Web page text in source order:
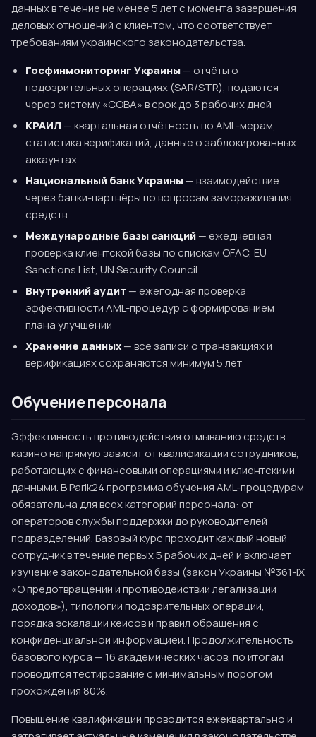
данных в течение не менее 5 лет с момента завершения
деловых отношений с клиентом, что соответствует
требованиям украинского законодательства.
Госфинмониторинг Украины— отчёты о
подозрительных операциях (SAR/STR), подаются
через систему «СОВА» в срок до 3 рабочих дней
КРАИЛ— квартальная отчётность по AML-мерам,
статистика верификаций, данные о заблокированных
аккаунтах
Национальный банк Украины— взаимодействие
через банки-партнёры по вопросам замораживания
средств
Международные базы санкций— ежедневная
проверка клиентской базы по спискам OFAC, EU
Sanctions List, UN Security Council
Внутренний аудит — ежегодная проверка
эффективности AML-процедур с формированием
плана улучшений
Хранение данных— все записи о транзакциях и
верификациях сохраняются минимум 5 лет
Обучение персонала
Эффективность противодействия отмыванию средств
казино напрямую зависит от квалификации сотрудников,
работающих с финансовыми операциями и клиентскими
данными. В Parik24 программа обучения AML-процедурам
обязательна для всех категорий персонала: от
операторов службы поддержки до руководителей
подразделений. Базовый курс проходит каждый новый
сотрудник в течение первых 5 рабочих дней и включает
изучение законодательной базы (закон Украины №361-IX
«О предотвращении и противодействии легализации
доходов»), типологий подозрительных операций,
порядка эскалации кейсов и правил обращения с
конфиденциальной информацией. Продолжительность
базового курса — 16 академических часов, по итогам
проводится тестирование с минимальным порогом
прохождения 80%.
Повышение квалификации проводится ежеквартально и